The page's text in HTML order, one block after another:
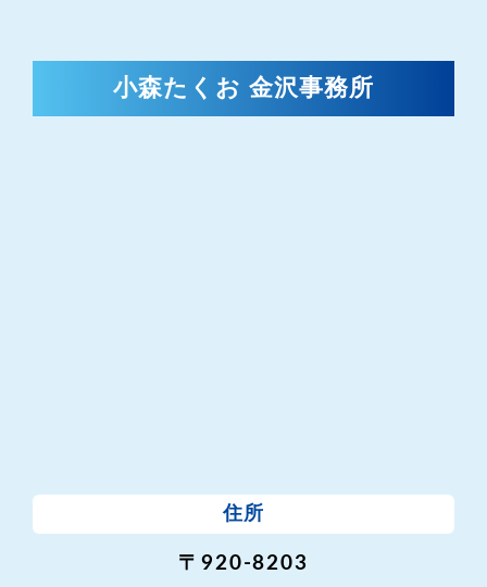
小森たくお 金沢事務所
住所
〒920-8203